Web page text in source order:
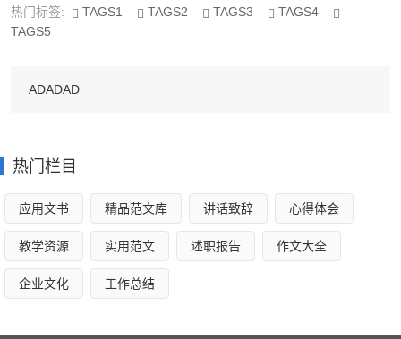
二、结合实际、学用并举,扎实开展“五五”普法依法治理
在认真总结“四五”普法成功经验的基础上，通过进一步
合实际，制定了“五五”普法依法治理规划，各单位、各部门
府有规划、党委有决定、人大有决议。
按照“规划”要求，镇党委、政府把“五五”普法、依法治镇
工作作为提高全镇公民素质，保障和促进各项工作的重点狠
热门标签: TAGS1 TAGS2 TAGS3
TAGS4
TAGS5
ADADAD
热门栏目
应用文书 精品范文库 讲话致辞 心得体会
教学资源 实用范文 述职报告 作文大全
企业文化 工作总结